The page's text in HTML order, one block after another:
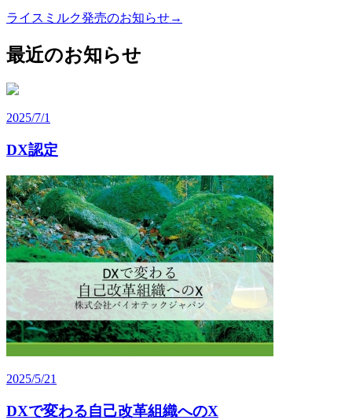
ライスミルク発売のお知らせ→
最近のお知らせ
2025/7/1
DX認定
2025/5/21
DXで変わる自己改革組織へのX